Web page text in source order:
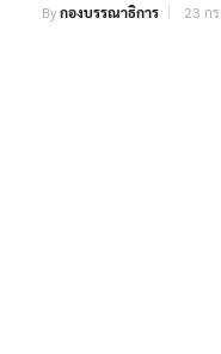
Byกองบรรณาธิการ 23 ก